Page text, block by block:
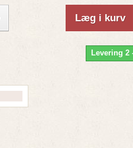
Læg i kurv
Levering 2